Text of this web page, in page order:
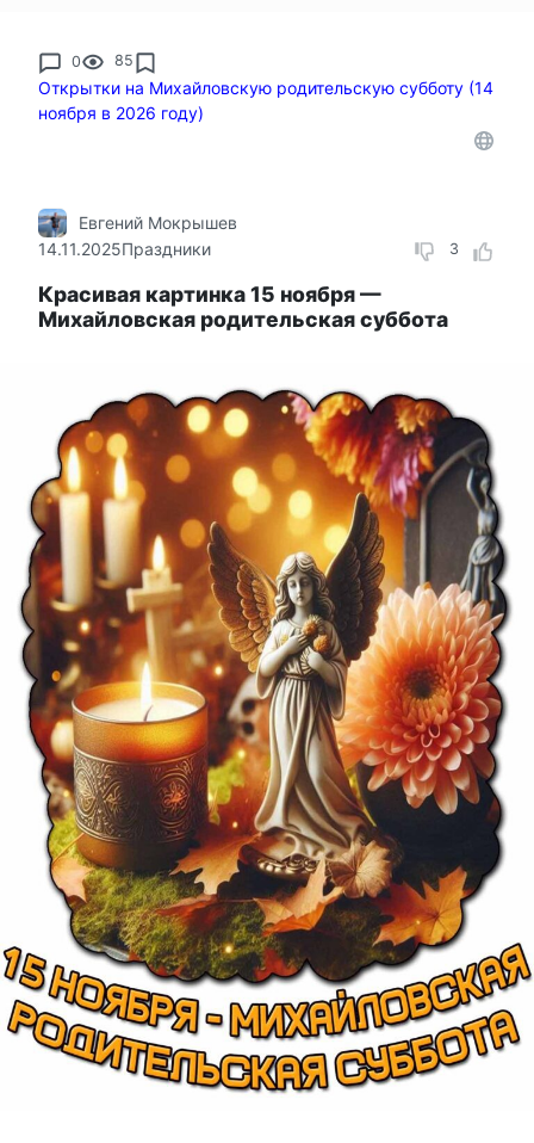
0 85
Открытки на Михайловскую родительскую субботу (14
ноября в 2026 году)
3
Евгений Мокрышев
14.11.2025Праздники
Красивая картинка 15 ноября —
Михайловская родительская суббота